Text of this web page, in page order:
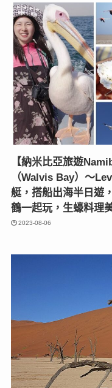
【納米比亞旅遊
（Walvis Bay）〜
艇，搭船出海半日遊
鶴一起玩，生蠔料理
2023-08-06